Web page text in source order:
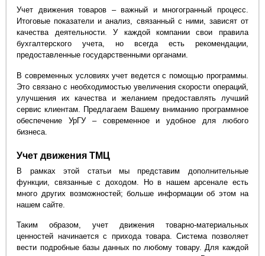
Учет движения товаров – важный и многогранный процесс.
Итоговые показатели и анализ, связанный с ними, зависят от
качества деятельности. У каждой компании свои правила
бухгалтерского учета, но всегда есть рекомендации,
предоставленные государственными органами.
В современных условиях учет ведется с помощью программы.
Это связано с необходимостью увеличения скорости операций,
улучшения их качества и желанием предоставлять лучший
сервис клиентам. Предлагаем Вашему вниманию программное
обеспечение УрГУ – современное и удобное для любого
бизнеса.
Учет движения ТМЦ
В рамках этой статьи мы представим дополнительные
функции, связанные с доходом. Но в нашем арсенале есть
много других возможностей; больше информации об этом на
нашем сайте.
Таким образом, учет движения товарно-материальных
ценностей начинается с прихода товара. Система позволяет
вести подробные базы данных по любому товару. Для каждой